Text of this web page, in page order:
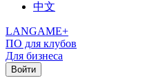
中文
LANGAME+
ПО для клубов
Для бизнеса
Войти